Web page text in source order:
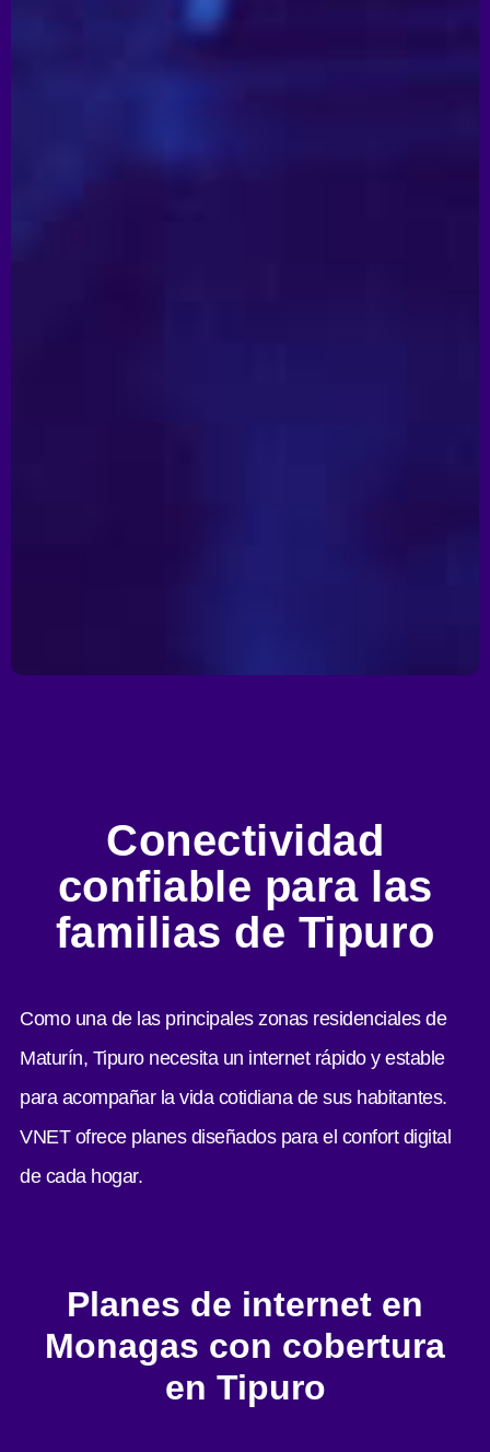
Conectividad
confiable para las
familias de Tipuro
Como una de las principales zonas residenciales de
Maturín, Tipuro necesita un internet rápido y estable
para acompañar la vida cotidiana de sus habitantes.
VNET ofrece planes diseñados para el confort digital
de cada hogar.
Planes de internet en
Monagas con cobertura
en Tipuro